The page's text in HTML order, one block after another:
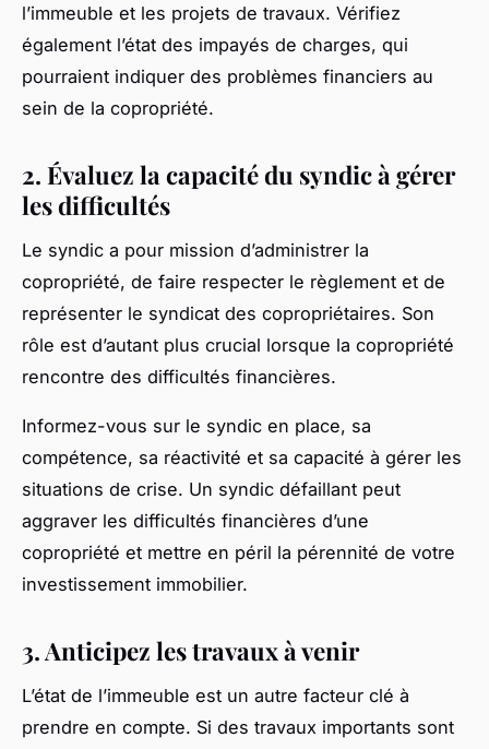
l’immeuble et les projets de travaux. Vérifiez
également l’état des impayés de charges, qui
pourraient indiquer des problèmes financiers au
sein de la copropriété.
2. Évaluez la capacité du syndic à gérer
les difficultés
Le syndic a pour mission d’administrer la
copropriété, de faire respecter le règlement et de
représenter le syndicat des copropriétaires. Son
rôle est d’autant plus crucial lorsque la copropriété
rencontre des difficultés financières.
Informez-vous sur le syndic en place, sa
compétence, sa réactivité et sa capacité à gérer les
situations de crise. Un syndic défaillant peut
aggraver les difficultés financières d’une
copropriété et mettre en péril la pérennité de votre
investissement immobilier.
3. Anticipez les travaux à venir
L’état de l’immeuble est un autre facteur clé à
prendre en compte. Si des travaux importants sont